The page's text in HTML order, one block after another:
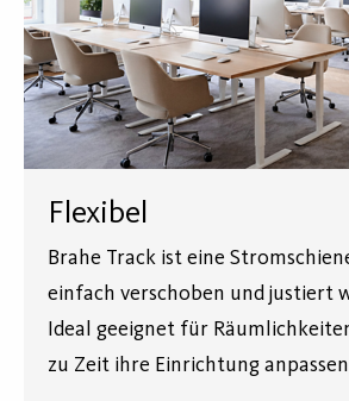
Flexibel
Brahe Track ist eine
einfach verschoben und justiert
Ideal geeignet für
zu Zeit ihre Einrichtung